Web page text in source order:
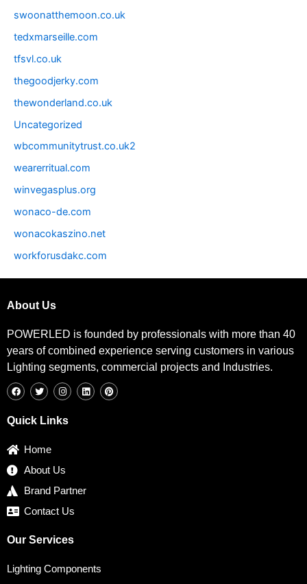
swoonatthemoon.co.uk
tedxmarseille.com
tfsvl.co.uk
thegoodjerky.com
thewonderland.co.uk
Uncategorized
wbcommunitytrust.co.uk2
wearerritual.com
winvegasplus.org
wonaco-de.com
wonacokaszino.net
workforusdakc.com
About Us
POWERLED is founded by professionals with more than 40
years of combined experience serving customers in various
Lighting segments, commercial projects and Industries.
a
c
o
w
i
t
e
n
s
g
i
n
i
n
Quick Links
Home
About Us
Brand Partner
Contact Us
Our Services
Lighting Components